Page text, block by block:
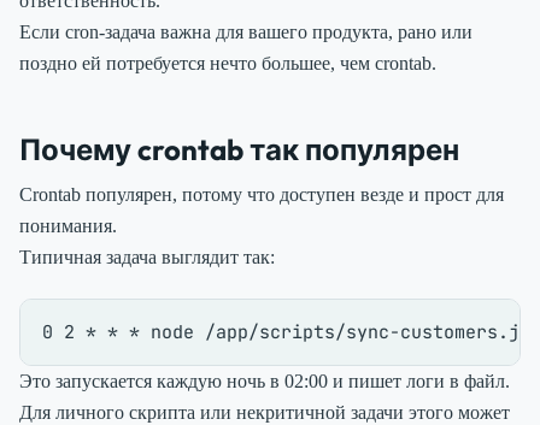
Если cron-задача важна для вашего продукта, рано или
поздно ей потребуется нечто большее, чем crontab.
Почему crontab так популярен
Crontab популярен, потому что доступен везде и прост для
понимания.
Типичная задача выглядит так:
Это запускается каждую ночь в 02:00 и пишет логи в файл.
Для личного скрипта или некритичной задачи этого может